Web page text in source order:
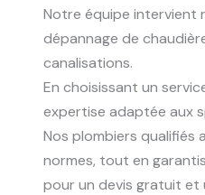
Notre équipe intervient
dépannage de
canalisations.
En choisissant un
expertise adaptée aux
Nos plombiers
normes, tout en
pour un devis gratuit et